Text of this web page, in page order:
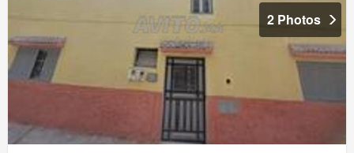
2 Photos